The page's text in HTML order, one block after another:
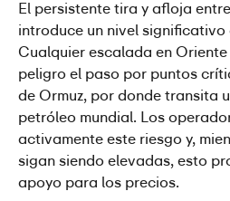
El persistente tira y afloja
introduce un nivel significativo
Cualquier escalada en
peligro el paso por puntos
de Ormuz, por donde transita
petróleo mundial. Los
activamente este riesgo y,
sigan siendo elevadas, esto
apoyo para los precios.